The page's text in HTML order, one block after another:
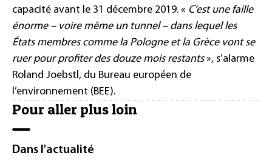
capacité avant le 31 décembre 2019. « C’est une faille
énorme – voire même un tunnel – dans lequel les
États membres comme la Pologne et la Grèce vont se
ruer pour profiter des douze mois restants», s’alarme
Roland Joebstl, du Bureau européen de
l’environnement (BEE).
Pour aller plus loin
Dans l'actualité